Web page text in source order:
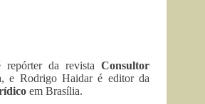
repórter da revistaConsultor
e Rodrigo Haidar é editor da
em Brasília.